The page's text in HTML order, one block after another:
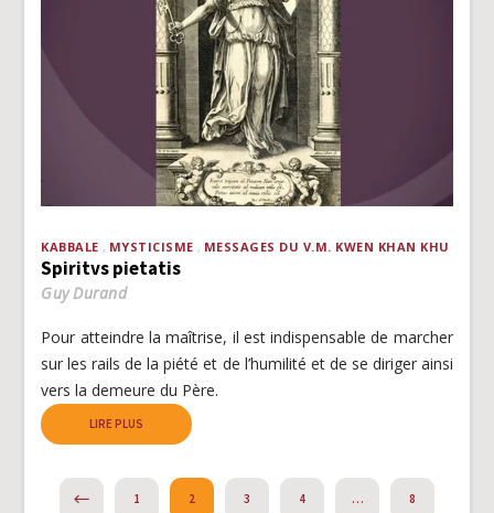
KABBALE MYSTICISME MESSAGES DU V.M. KWEN KHAN KHU
Spiritvs pietatis
Guy Durand
Pour atteindre la maîtrise, il est indispensable de marcher
sur les rails de la piété et de l’humilité et de se diriger ainsi
vers la demeure du Père.
LIRE PLUS
PREVIOUS1 2 3 4 … 8